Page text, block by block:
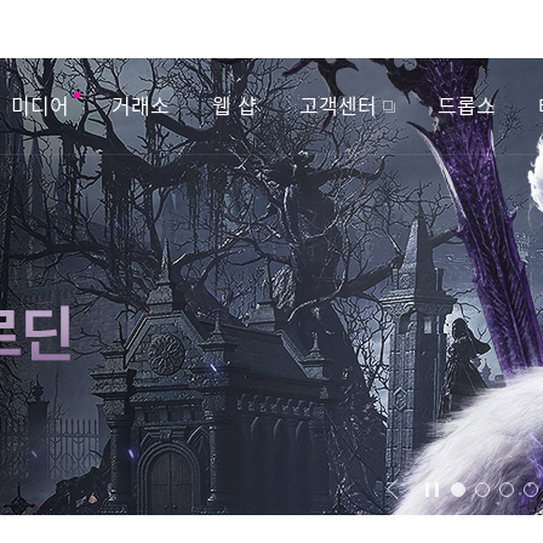
미디어 거래소 웹 샵 고객센터 드롭스